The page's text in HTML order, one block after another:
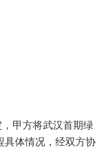
甲方将武汉首期绿
具体情况，经双方协